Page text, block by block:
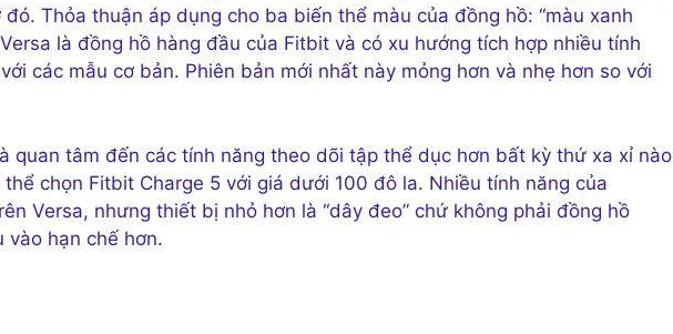
Thỏa thuận áp dụng cho ba biến thể màu của đồng hồ: “màu xanh
Versa là đồng hồ hàng đầu của Fitbit và có xu hướng tích hợp nhiều tính
các mẫu cơ bản. Phiên bản mới nhất này mỏng hơn và nhẹ hơn so với
quan tâm đến các tính năng theo dõi tập thể dục hơn bất kỳ thứ xa xỉ nào
chọn Fitbit Charge 5 với giá dưới 100 đô la. Nhiều tính năng của
Versa, nhưng thiết bị nhỏ hơn là “dây đeo” chứ không phải đồng hồ
vào hạn chế hơn.